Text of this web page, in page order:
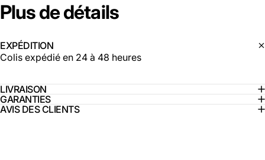
Plusdedétails
EXPÉDITION
Colis expédié en 24 à 48 heures
LIVRAISON
GARANTIES
AVIS DES CLIENTS